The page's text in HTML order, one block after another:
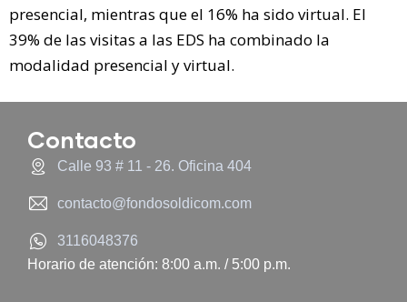
presencial, mientras que el 16% ha sido virtual. El
39% de las visitas a las EDS ha combinado la
modalidad presencial y virtual.
Contacto
Calle 93 # 11 - 26. Oficina 404
contacto@fondosoldicom.com
3116048376
Horario de atención: 8:00 a.m. / 5:00 p.m.